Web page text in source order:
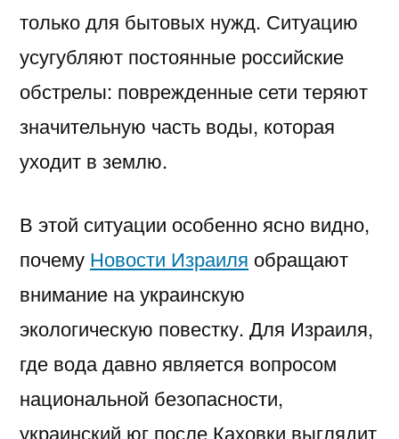
только для бытовых нужд. Ситуацию
усугубляют постоянные российские
обстрелы: поврежденные сети теряют
значительную часть воды, которая
уходит в землю.
В этой ситуации особенно ясно видно,
почему Новости Израиля обращают
внимание на украинскую
экологическую повестку. Для Израиля,
где вода давно является вопросом
национальной безопасности,
украинский юг после Каховки выглядит